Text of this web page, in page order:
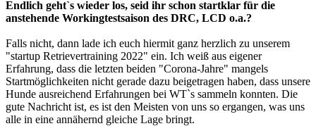
Endlich geht`s wieder los, seid ihr schon startklar für die
anstehende Workingtestsaison des DRC, LCD o.a.?
Falls nicht, dann lade ich euch hiermit ganz herzlich zu unserem
"startup Retrievertraining 2022" ein. Ich weiß aus eigener
Erfahrung, dass die letzten beiden "Corona-Jahre" mangels
Startmöglichkeiten nicht gerade dazu beigetragen haben, dass unsere
Hunde ausreichend Erfahrungen bei WT`s sammeln konnten. Die
gute Nachricht ist, es ist den Meisten von uns so ergangen, was uns
alle in eine annähernd gleiche Lage bringt.